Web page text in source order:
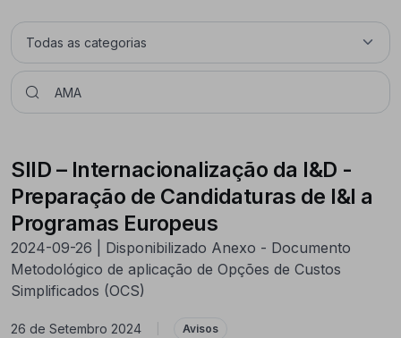
SIID – Internacionalização da I&D -
Preparação de Candidaturas de I&I a
Programas Europeus
2024-09-26 | Disponibilizado Anexo - Documento
Metodológico de aplicação de Opções de Custos
Simplificados (OCS)
26 de Setembro 2024 Avisos